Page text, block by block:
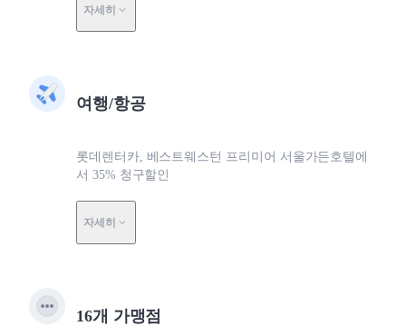
자세히
여행/항공
롯데렌터카, 베스트웨스턴 프리미어 서울가든호텔에
서 35% 청구할인
자세히
16개 가맹점